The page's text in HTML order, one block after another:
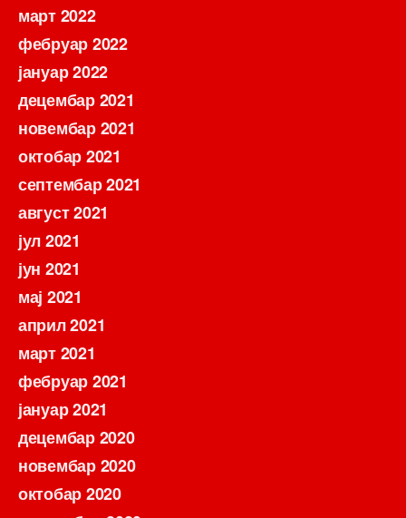
март 2022
фебруар 2022
јануар 2022
децембар 2021
новембар 2021
октобар 2021
септембар 2021
август 2021
јул 2021
јун 2021
мај 2021
април 2021
март 2021
фебруар 2021
јануар 2021
децембар 2020
новембар 2020
октобар 2020